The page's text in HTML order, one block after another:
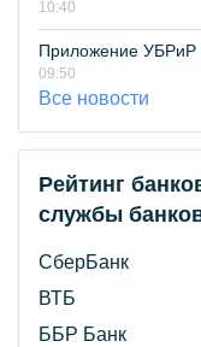
10:40
Приложение УБРиР
09:50
Все новости
Рейтинг
службы
СберБанк
ВТБ
ББР Банк